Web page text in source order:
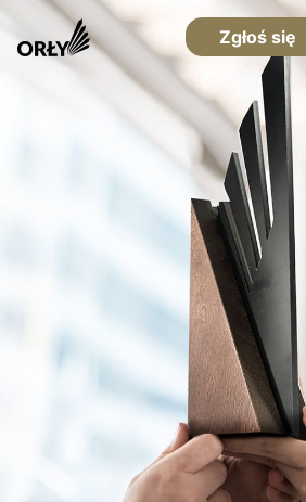
Zgłoś się